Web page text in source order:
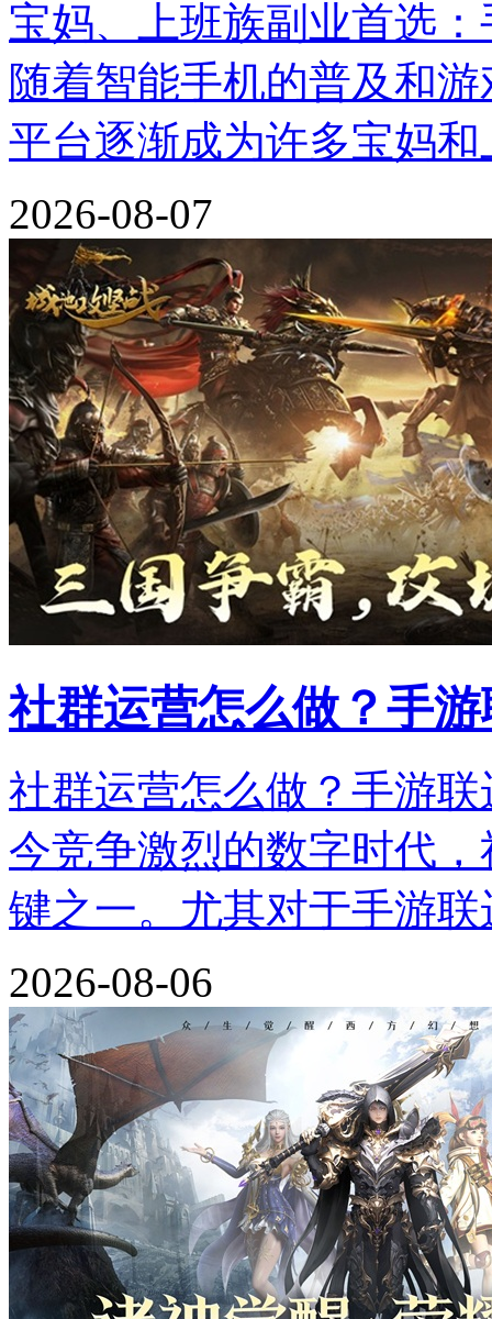
宝妈、上班族副业首选
随着智能手机的普及和
平台逐渐成为许多宝妈
2026-08-07
社群运营怎么做？手
社群运营怎么做？手游
今竞争激烈的数字时代
键之一。尤其对于手游
2026-08-06